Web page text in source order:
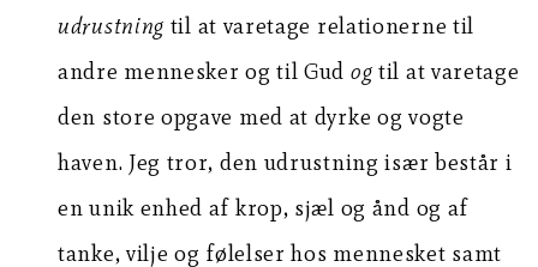
udrustning til at varetage relationerne til
andre mennesker og til Gud og til at varetage
den store opgave med at dyrke og vogte
haven. Jeg tror, den udrustning især består i
en unik enhed af krop, sjæl og ånd og af
tanke, vilje og følelser hos mennesket samt